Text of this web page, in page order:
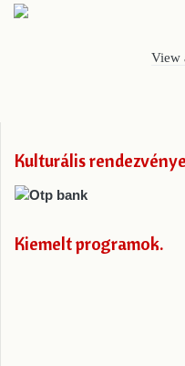
View
Kulturális
Kiemelt programok